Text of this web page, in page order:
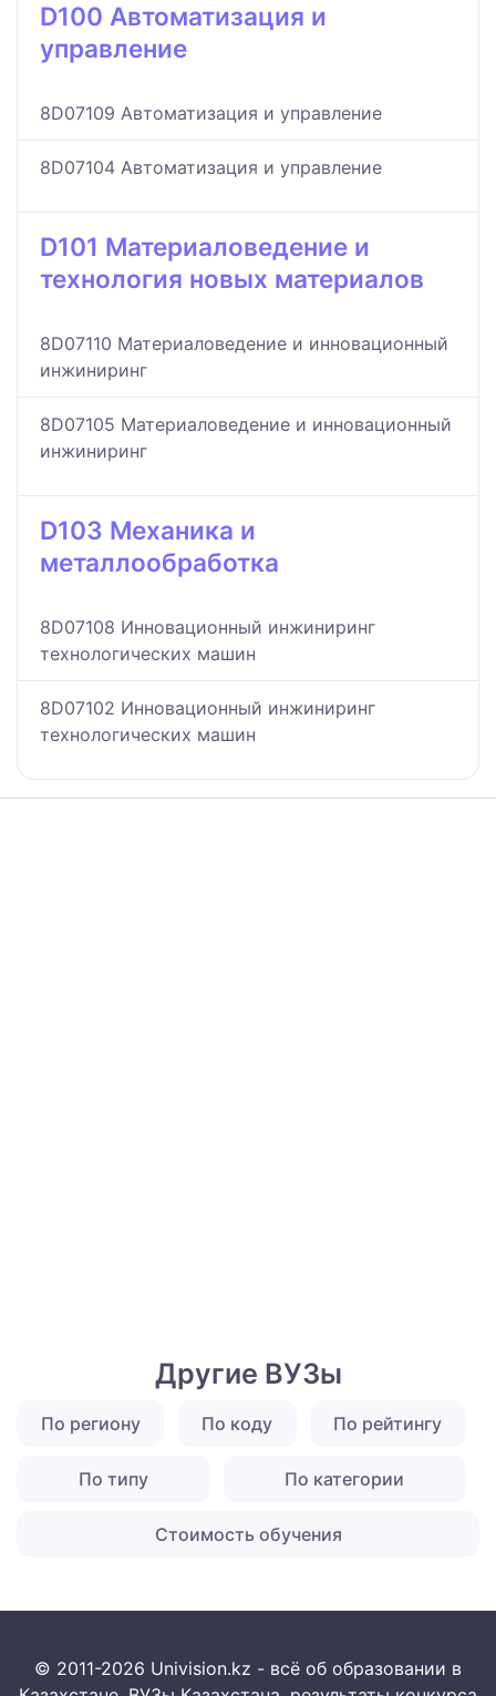
D100 Автоматизация и
управление
8D07109 Автоматизация и управление
8D07104 Автоматизация и управление
D101 Материаловедение и
технология новых материалов
8D07110 Материаловедение и инновационный
инжиниринг
8D07105 Материаловедение и инновационный
инжиниринг
D103 Механика и
металлообработка
8D07108 Инновационный инжиниринг
технологических машин
8D07102 Инновационный инжиниринг
технологических машин
Другие ВУЗы
По региону По коду По рейтингу
По типу По категории
Стоимость обучения
© 2011-2026 Univision.kz - всё об образовании в